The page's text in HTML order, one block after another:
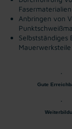
Fasermaterialien
Anbringen von
Gute